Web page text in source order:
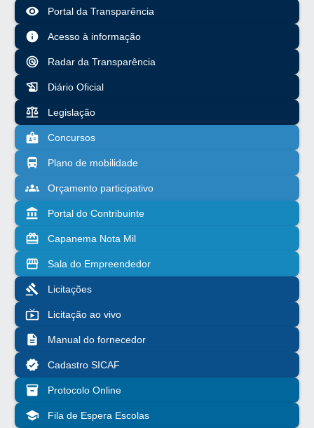
visibility Portal da Transparência
info Acesso à informação
radar Radar da Transparência
history_edu Diário Oficial
balance Legislação
badge Concursos
directions_bus Plano de mobilidade
groups Orçamento participativo
account_balance Portal do Contribuinte
redeem Capanema Nota Mil
storefront Sala do Empreendedor
gavel Licitações
live_tv Licitação ao vivo
description Manual do fornecedor
verified Cadastro SICAF
inventory_2 Protocolo Online
school Fila de Espera Escolas